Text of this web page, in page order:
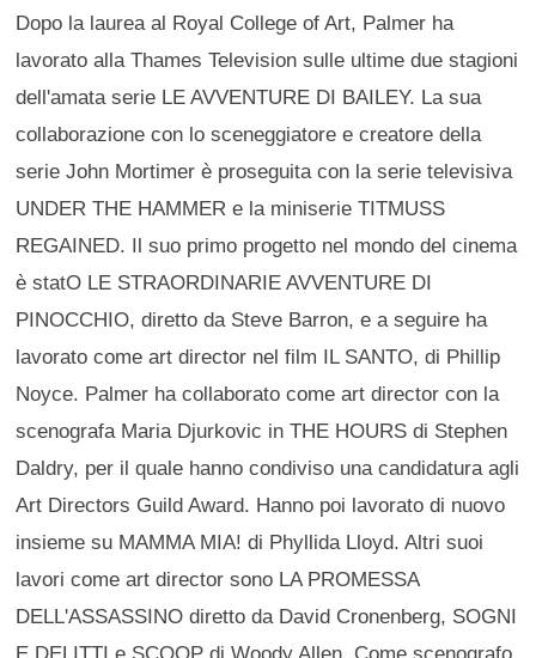
Dopo la laurea al Royal College of Art, Palmer ha
lavorato alla Thames Television sulle ultime due stagioni
dell'amata serie LE AVVENTURE DI BAILEY. La sua
collaborazione con lo sceneggiatore e creatore della
serie John Mortimer è proseguita con la serie televisiva
UNDER THE HAMMER e la miniserie TITMUSS
REGAINED. Il suo primo progetto nel mondo del cinema
è statO LE STRAORDINARIE AVVENTURE DI
PINOCCHIO, diretto da Steve Barron, e a seguire ha
lavorato come art director nel film IL SANTO, di Phillip
Noyce. Palmer ha collaborato come art director con la
scenografa Maria Djurkovic in THE HOURS di Stephen
Daldry, per il quale hanno condiviso una candidatura agli
Art Directors Guild Award. Hanno poi lavorato di nuovo
insieme su MAMMA MIA! di Phyllida Lloyd. Altri suoi
lavori come art director sono LA PROMESSA
DELL'ASSASSINO diretto da David Cronenberg, SOGNI